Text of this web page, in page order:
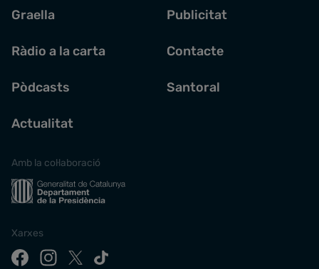
Graella
Ràdio a la carta
Pòdcasts
Actualitat
Publicitat
Contacte
Santoral
Amb la col·laboració
Xarxes